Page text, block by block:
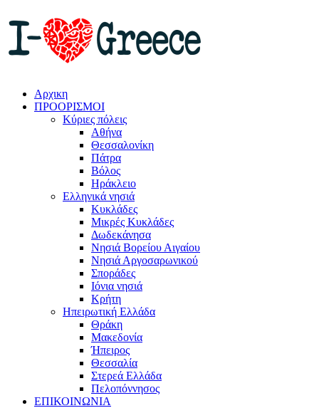
Αρχικη
ΠΡΟΟΡΙΣΜΟΙ
Κύριες πόλεις
Αθήνα
Θεσσαλονίκη
Πάτρα
Βόλος
Ηράκλειο
Ελληνικά νησιά
Κυκλάδες
Μικρές Κυκλάδες
Δωδεκάνησα
Νησιά Βορείου Αιγαίου
Νησιά Αργοσαρωνικού
Σποράδες
Ιόνια νησιά
Κρήτη
Ηπειρωτική Ελλάδα
Θράκη
Μακεδονία
Ήπειρος
Θεσσαλία
Στερεά Ελλάδα
Πελοπόννησος
ΕΠΙΚΟΙΝΩΝΙΑ